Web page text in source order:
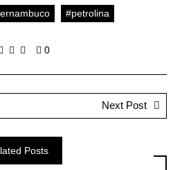
#petrolina
0
Next Post
Posts